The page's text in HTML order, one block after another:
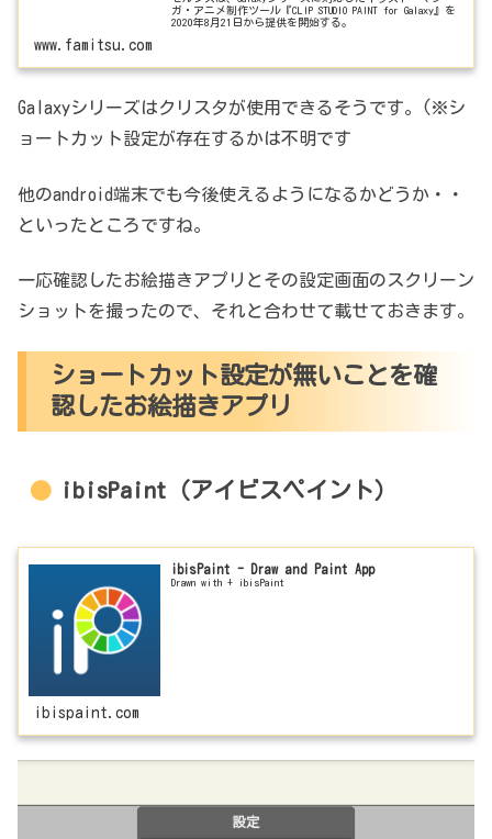
ガ・アニメ制作ツール『CLIP STUDIO PAINT for Galaxy』を
2020年8月21日から提供を開始する。
www.famitsu.com
Galaxyシリーズはクリスタが使用できるそうです。(※シ
ョートカット設定が存在するかは不明です
他のandroid端末でも今後使えるようになるかどうか・・
といったところですね。
一応確認したお絵描きアプリとその設定画面のスクリーン
ショットを撮ったので、それと合わせて載せておきます。
ショートカット設定が無いことを確
認したお絵描きアプリ
ibisPaint（アイビスペイント）
ibisPaint - Draw and Paint App
Drawn with + ibisPaint
ibispaint.com